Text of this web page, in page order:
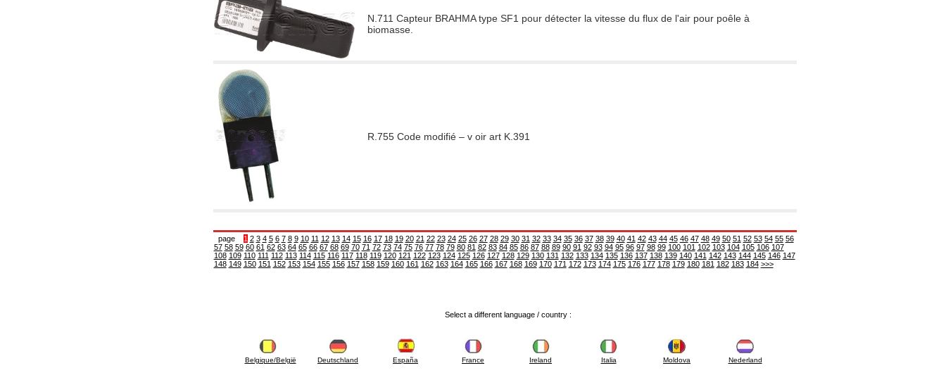
N.711 Capteur BRAHMA type SF1 pour détecter la vitesse du flux de l'air pour poêle à
biomasse.
R.755 Code modifié – v oir art K.391
page 1 2 3 4 5 6 7 8 9 10 11 12 13 14 15 16 17 18 19 20 21 22 23 24 25 26 27 28 29 30 31 32 33 34 35 36 37 38 39 40 41 42 43 44 45 46 47 48 49 50 51 52 53 54 55 56
57 58 59 60 61 62 63 64 65 66 67 68 69 70 71 72 73 74 75 76 77 78 79 80 81 82 83 84 85 86 87 88 89 90 91 92 93 94 95 96 97 98 99 100 101 102 103 104 105 106 107
108 109 110 111 112 113 114 115 116 117 118 119 120 121 122 123 124 125 126 127 128 129 130 131 132 133 134 135 136 137 138 139 140 141 142 143 144 145 146 147
148 149 150 151 152 153 154 155 156 157 158 159 160 161 162 163 164 165 166 167 168 169 170 171 172 173 174 175 176 177 178 179 180 181 182 183 184 >>>
Select a different language / country :
Belgique/België Deutschland España France Ireland Italia Moldova Nederland